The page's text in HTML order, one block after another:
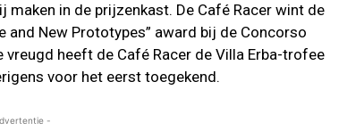
in de prijzenkast. De Café Racer wint de
New Prototypes” award bij de Concorso
vreugd heeft de Café Racer de Villa Erba-trofee
voor het eerst toegekend.
-